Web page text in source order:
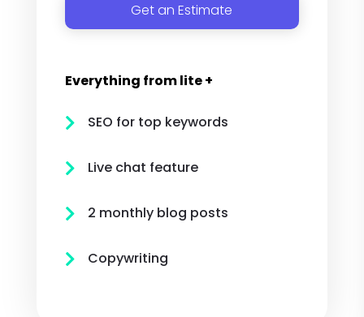
Get an Estimate
Everything from lite +
 SEO for top keywords
 Live chat feature
 2 monthly blog posts
 Copywriting